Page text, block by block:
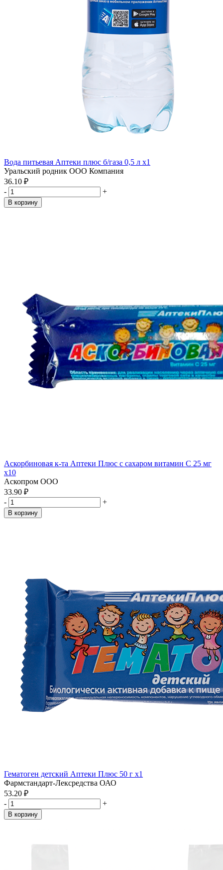
Вода питьевая Аптеки плюс б/газа 0,5 л x1
Уральский родник ООО Компания
36.10 ₽
-
+
В корзину
Аскорбиновая к-та Аптеки Плюс с сахаром витамин С 25 мг
x10
Аскопром ООО
33.90 ₽
-
+
В корзину
Гематоген детский Аптеки Плюс 50 г x1
Фармстандарт-Лексредства ОАО
53.20 ₽
-
+
В корзину